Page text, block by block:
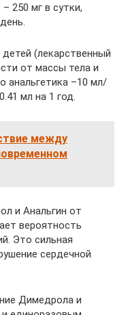
250 мг в сутки,
(лекарственный
от массы тела и
анальгетика –10 мл/
мл на 1 год.
между
и Анальгин от
вероятность
Это сильная
сердечной
Димедрола и